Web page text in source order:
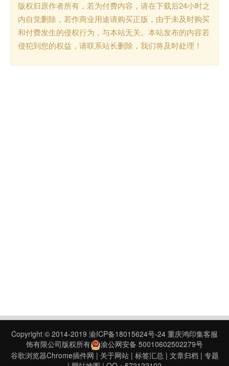
版权归原作者所有，若为付费内容，请在下载后24小时之
内自觉删除，若作商业用途请购买正版，由于未及时购买
和付费发生的侵权行为，与本站无关。本站发布的内容若
侵犯到您的权益，请联系站长删除，我们将及时处理！
Copyright © 2014-2019 渝ICP备18015624号-24 重庆鸿印集客服
饰有限公司版权所有
渝公网安备 50010602502279号
谷歌浏览器Chrome插件网 | 关于网站| 标签汇总| 文章归档 | 专题